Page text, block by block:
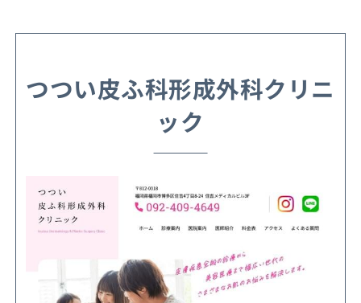
つつい皮ふ科形成外科クリニ
ック